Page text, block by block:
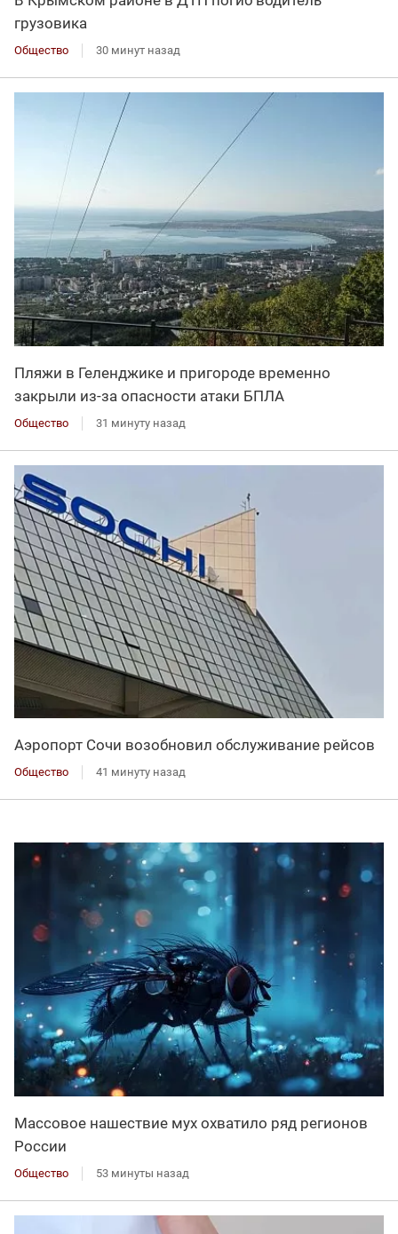
грузовика
Общество 30 минут назад
Пляжи в Геленджике и пригороде временно
закрыли из-за опасности атаки БПЛА
Общество 31 минуту назад
Аэропорт Сочи возобновил обслуживание рейсов
Общество 41 минуту назад
Массовое нашествие мух охватило ряд регионов
России
Общество 53 минуты назад